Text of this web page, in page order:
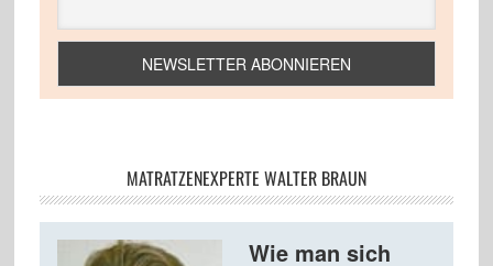
MATRATZENEXPERTE WALTER BRAUN
Wie man sich